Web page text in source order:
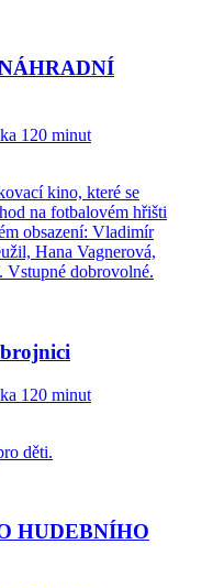
120 minut
kino, které se
na fotbalovém hřišti
obsazení: Vladimír
Hana Vagnerová,
Vstupné dobrovolné.
120 minut
děti.
HUDEBNÍHO